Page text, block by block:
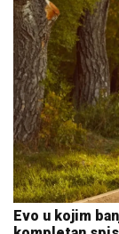
Evo u kojim